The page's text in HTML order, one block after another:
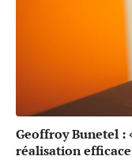
Geoffroy Bunetel :
réalisation